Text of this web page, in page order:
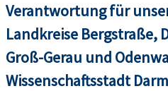
Verantwortung für
Landkreise Bergstraße,
Groß-Gerau und
Wissenschaftsstadt